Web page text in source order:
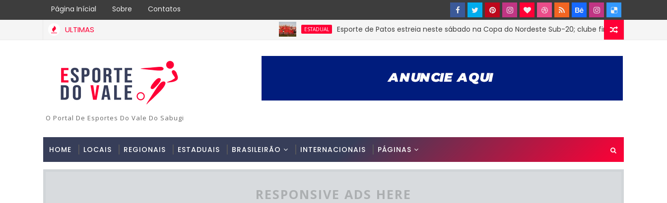
Página Inícial Sobre Contatos
ULTIMAS ESTADUAL Esporte de Patos estreia neste sábado na Copa do Nordeste Sub-20; clube firmou parceria com o
O Portal De Esportes Do Vale Do Sabugi
HOME LOCAIS REGIONAIS ESTADUAIS BRASILEIRÃO INTERNACIONAIS PÁGINAS
RESPONSIVE ADS HERE